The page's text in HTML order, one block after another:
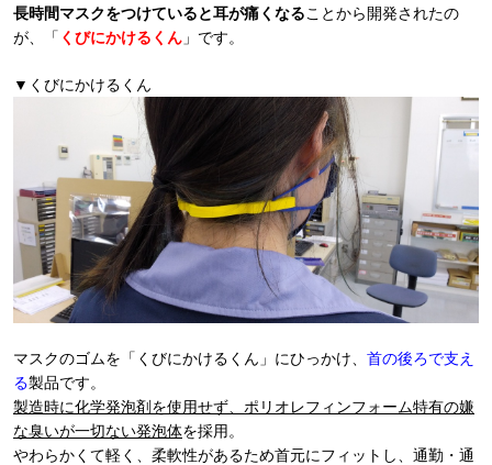
長時間マスクをつけていると耳が痛くなることから開発されたの
が、「 くびにかけるくん 」です。
▼くびにかけるくん
マスクのゴムを「くびにかけるくん」にひっかけ、 首の後ろで支え
る製品です。
製造時に化学発泡剤を使用せず、ポリオレフィンフォーム特有の嫌
な臭いが一切ない発泡体を採用。
やわらかくて軽く、柔軟性があるため首元にフィットし、通勤・通